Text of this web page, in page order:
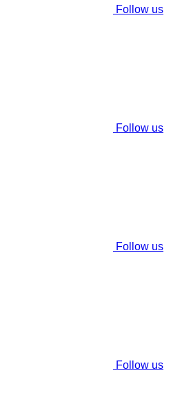
Follow us
Follow us
Follow us
Follow us